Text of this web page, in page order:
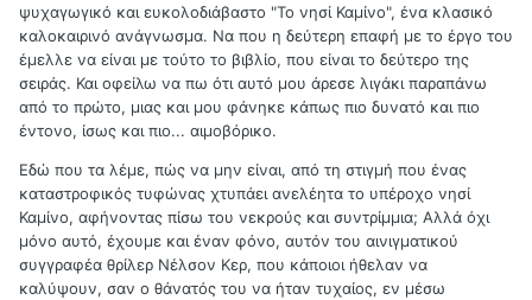
ψυχαγωγικό και ευκολοδιάβαστο "Το νησί Καμίνο", ένα κλασικό
καλοκαιρινό ανάγνωσμα. Να που η δεύτερη επαφή με το έργο του
έμελλε να είναι με τούτο το βιβλίο, που είναι το δεύτερο της
σειράς. Και οφείλω να πω ότι αυτό μου άρεσε λιγάκι παραπάνω
από το πρώτο, μιας και μου φάνηκε κάπως πιο δυνατό και πιο
έντονο, ίσως και πιο... αιμοβόρικο.
Εδώ που τα λέμε, πώς να μην είναι, από τη στιγμή που ένας
καταστροφικός τυφώνας χτυπάει ανελέητα το υπέροχο νησί
Καμίνο, αφήνοντας πίσω του νεκρούς και συντρίμμια; Αλλά όχι
μόνο αυτό, έχουμε και έναν φόνο, αυτόν του αινιγματικού
συγγραφέα θρίλερ Νέλσον Κερ, που κάποιοι ήθελαν να
καλύψουν, σαν ο θάνατός του να ήταν τυχαίος, εν μέσω